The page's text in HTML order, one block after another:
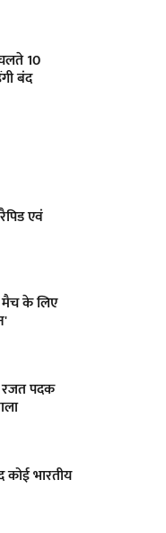
10
बंद
एवं
मैच के लिए
रजत पदक
कोई भारतीय